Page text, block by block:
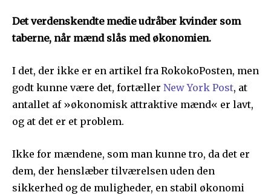
Det verdenskendte medie udråber kvinder som
taberne, når mænd slås med økonomien.
I det, der ikke er en artikel fra RokokoPosten, men
godt kunne være det, fortæller New York Post, at
antallet af »økonomisk attraktive mænd« er lavt,
og at det er et problem.
Ikke for mændene, som man kunne tro, da det er
dem, der henslæber tilværelsen uden den
sikkerhed og de muligheder, en stabil økonomi